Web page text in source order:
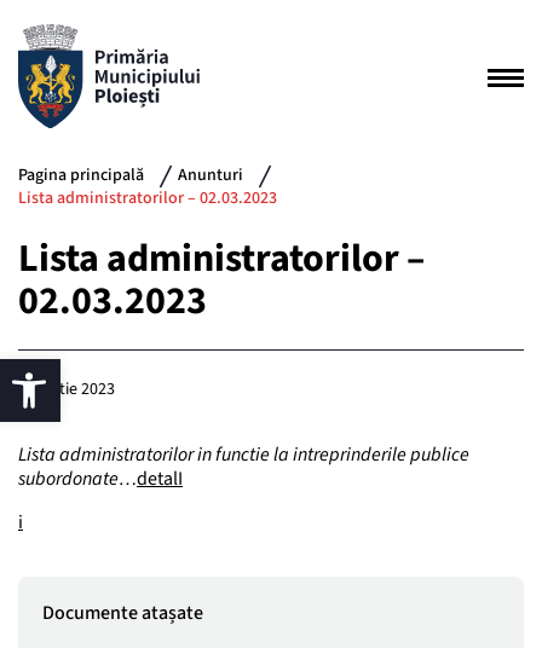
Pagina principală
Anunturi
Lista administratorilor – 02.03.2023
Lista administratorilor –
02.03.2023
2 martie 2023
Lista administratorilor in functie la intreprinderile publice
subordonate…detalI
i
Documente atașate